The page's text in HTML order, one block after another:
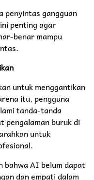
penyintas gangguan
penting agar
benar mampu
untuk menggantikan
itu, pengguna
tanda-tanda
pengalaman buruk di
untuk
bahwa AI belum dapat
dan empati dalam